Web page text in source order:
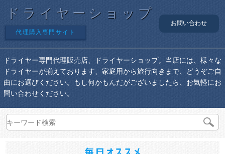
ドライヤーショップ
代理購入専門サイト
お問い合わせ
ドライヤー専門代理販売店、ドライヤーショップ。当店には、様々な
ドライヤーが揃えております、家庭用から旅行向きまで、どうぞご自
由にお選びください。もし何かもんだがございましたら、お気軽にお
問い合わせください。